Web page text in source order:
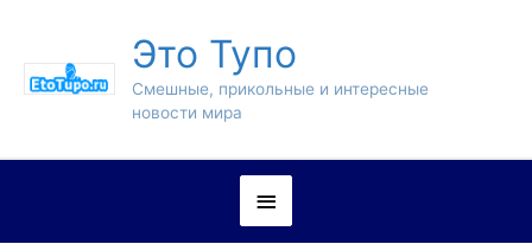
Это Тупо
Смешные, прикольные и интересные
новости мира